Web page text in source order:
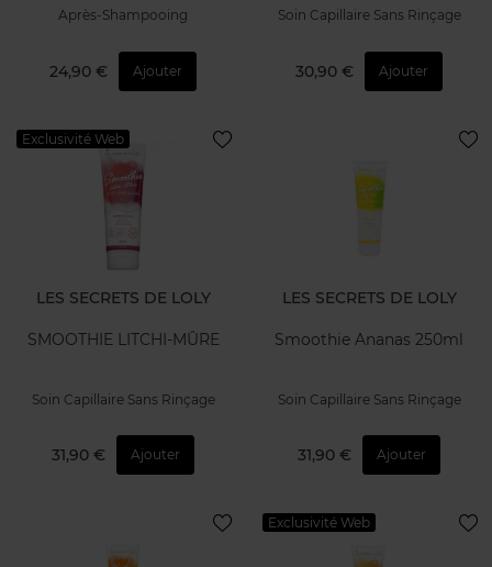
Après-Shampooing
24,90 € Ajouter
Soin Capillaire Sans Rinçage
30,90 € Ajouter
Exclusivité Web
LES SECRETS DE LOLY
SMOOTHIE LITCHI-MÛRE
Soin Capillaire Sans Rinçage
31,90 € Ajouter
LES SECRETS DE LOLY
Smoothie Ananas 250ml
Soin Capillaire Sans Rinçage
31,90 € Ajouter
Exclusivité Web